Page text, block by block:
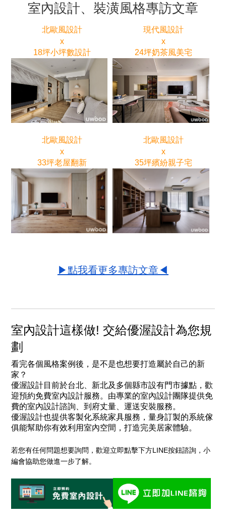
室內設計、裝潢風格專訪文章
北歐風設計
x
18坪小坪數設計
現代風設計
x
24坪奶茶風美宅
北歐風設計
x
33坪老屋翻新
北歐風設計
x
35坪繽紛親子宅
▶點我看更多專訪文章◀
室內設計這樣做! 交給優渥設計為您規
劃
看完各個風格案例後，是不是也想要打造屬於自己的新
家？
優渥設計目前於台北、新北及多個縣市設有門市據點，歡
迎預約免費室內設計服務。由專業的室內設計團隊提供免
費的室內設計諮詢、到府丈量、運送安裝服務。
優渥設計也提供客製化系統家具服務，量身訂製的系統傢
俱能幫助你有效利用室內空間，打造完美居家體驗。
若您有任何問題想要詢問，歡迎立即點擊下方LINE按鈕諮詢，小
編會協助您做進一步了解。